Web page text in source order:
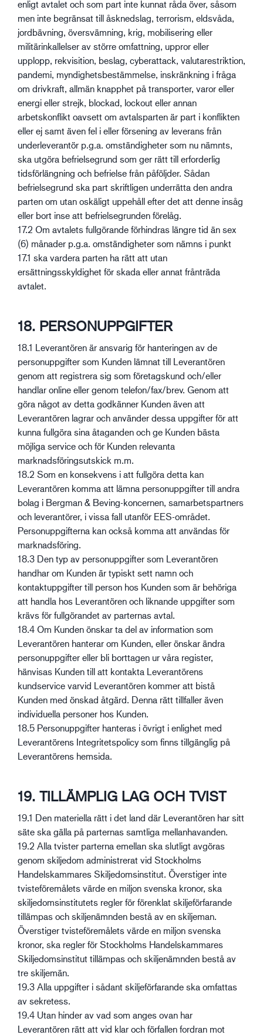
enligt avtalet och som part inte kunnat råda över, såsom
men inte begränsat till åsknedslag, terrorism, eldsvåda,
jordbävning, översvämning, krig, mobilisering eller
militärinkallelser av större omfattning, uppror eller
upplopp, rekvisition, beslag, cyberattack, valutarestriktion,
pandemi, myndighetsbestämmelse, inskränkning i fråga
om drivkraft, allmän knapphet på transporter, varor eller
energi eller strejk, blockad, lockout eller annan
arbetskonflikt oavsett om avtalsparten är part i konflikten
eller ej samt även fel i eller försening av leverans från
underleverantör p.g.a. omständigheter som nu nämnts,
ska utgöra befrielsegrund som ger rätt till erforderlig
tidsförlängning och befrielse från påföljder. Sådan
befrielsegrund ska part skriftligen underrätta den andra
parten om utan oskäligt uppehåll efter det att denne insåg
eller bort inse att befrielsegrunden förelåg.
17.2 Om avtalets fullgörande förhindras längre tid än sex
(6) månader p.g.a. omständigheter som nämns i punkt
17.1 ska vardera parten ha rätt att utan
ersättningsskyldighet för skada eller annat frånträda
avtalet.
18. PERSONUPPGIFTER
18.1 Leverantören är ansvarig för hanteringen av de
personuppgifter som Kunden lämnat till Leverantören
genom att registrera sig som företagskund och/eller
handlar online eller genom telefon/fax/brev. Genom att
göra något av detta godkänner Kunden även att
Leverantören lagrar och använder dessa uppgifter för att
kunna fullgöra sina åtaganden och ge Kunden bästa
möjliga service och för Kunden relevanta
marknadsföringsutskick m.m.
18.2 Som en konsekvens i att fullgöra detta kan
Leverantören komma att lämna personuppgifter till andra
bolag i Bergman & Beving-koncernen, samarbetspartners
och leverantörer, i vissa fall utanför EES-området.
Personuppgifterna kan också komma att användas för
marknadsföring.
18.3 Den typ av personuppgifter som Leverantören
handhar om Kunden är typiskt sett namn och
kontaktuppgifter till person hos Kunden som är behöriga
att handla hos Leverantören och liknande uppgifter som
krävs för fullgörandet av parternas avtal.
18.4 Om Kunden önskar ta del av information som
Leverantören hanterar om Kunden, eller önskar ändra
personuppgifter eller bli borttagen ur våra register,
hänvisas Kunden till att kontakta Leverantörens
kundservice varvid Leverantören kommer att bistå
Kunden med önskad åtgärd. Denna rätt tillfaller även
individuella personer hos Kunden.
18.5 Personuppgifter hanteras i övrigt i enlighet med
Leverantörens Integritetspolicy som finns tillgänglig på
Leverantörens hemsida.
19. TILLÄMPLIG LAG OCH TVIST
19.1 Den materiella rätt i det land där Leverantören har sitt
säte ska gälla på parternas samtliga mellanhavanden.
19.2 Alla tvister parterna emellan ska slutligt avgöras
genom skiljedom administrerat vid Stockholms
Handelskammares Skiljedomsinstitut. Överstiger inte
tvisteföremålets värde en miljon svenska kronor, ska
skiljedomsinstitutets regler för förenklat skiljeförfarande
tillämpas och skiljenämnden bestå av en skiljeman.
Överstiger tvisteföremålets värde en miljon svenska
kronor, ska regler för Stockholms Handelskammares
Skiljedomsinstitut tillämpas och skiljenämnden bestå av
tre skiljemän.
19.3 Alla uppgifter i sådant skiljeförfarande ska omfattas
av sekretess.
19.4 Utan hinder av vad som anges ovan har
Leverantören rätt att vid klar och förfallen fordran mot